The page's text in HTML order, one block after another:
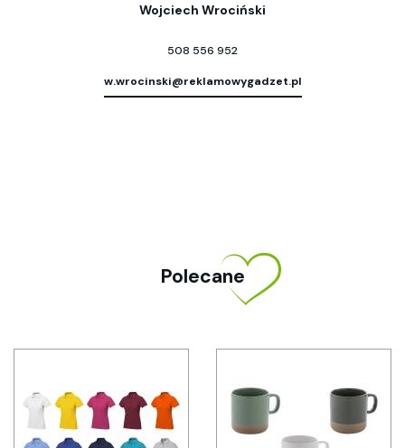
Wojciech Wrociński
508 556 952
w.wrocinski@reklamowygadzet.pl
Polecane